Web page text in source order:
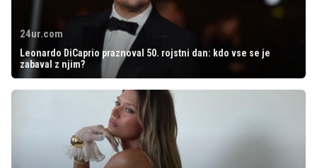
24ur.com
Leonardo DiCaprio praznoval 50. rojstni dan: kdo vse se je
zabaval z njim?